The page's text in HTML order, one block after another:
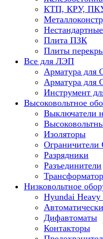
КТП, КРУ,
Плита ПЗК
Плиты
Все для ЛЭП
Арматура для
Арматура для
Инструмент
Высоковольтное
Выключатели
Изоляторы
Разрядники
Разъединители
Низковольтное
Hyundai Heavy
Дифавтоматы
Контакторы